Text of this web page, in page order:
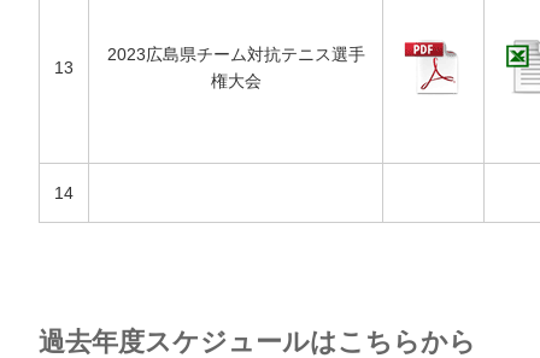
13
2023広島県チーム対抗テニス選手
権大会
14
過去年度スケジュールはこちらから